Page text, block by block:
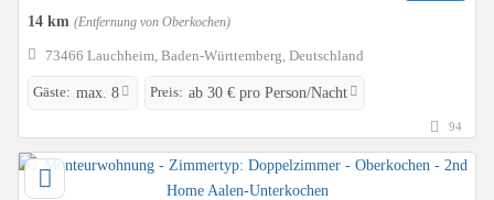
14 km (Entfernung von Oberkochen)
73466 Lauchheim, Baden-Württemberg, Deutschland
Gäste: max. 8 Preis: ab 30 € pro Person/Nacht
94